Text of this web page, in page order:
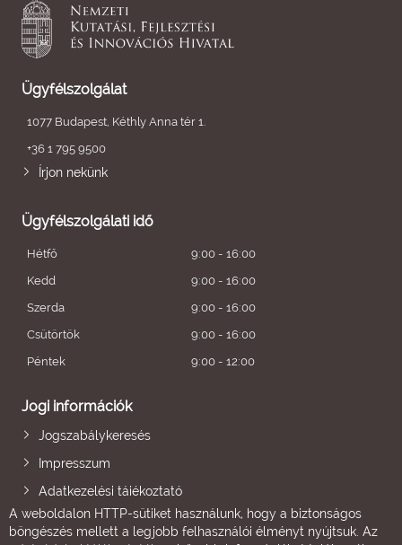
Ügyfélszolgálat
1077 Budapest, Kéthly Anna tér 1.
+36 1 795 9500
Írjon nekünk
Ügyfélszolgálati idő
Hétfő
9:00 - 16:00
Kedd
9:00 - 16:00
Szerda
9:00 - 16:00
Csütörtök
9:00 - 16:00
Péntek
9:00 - 12:00
Jogi információk
Jogszabálykeresés
Impresszum
Adatkezelési tájékoztató
A weboldalon HTTP-sütiket használunk, hogy a biztonságos
böngészés mellett a legjobb felhasználói élményt nyújtsuk. Az